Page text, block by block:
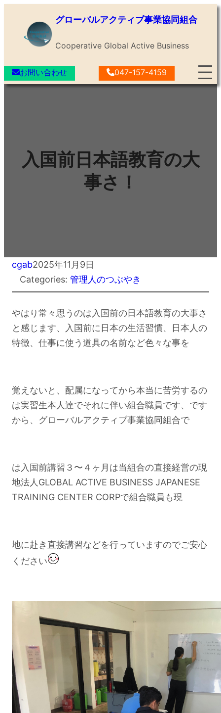
キ
ッ
グローバルアクティブ事業協同組合
Cooperative Global Active Business
お問い合わせ 047-157-4159
入国前日本語教育の大
事さ！
cgab2025年11月9日
Categories: 管理人のつぶやき
やはり常々思うのは入国前の日本語教育の大事さ
と感じます、入国前に日本の生活習慣、日本人の
特徴、仕事に使う道具の名前など色々な事を
覚えないと、配属になってから本当に苦労するの
は実習生本人達でそれに伴い組合職員です、です
から、グローバルアクティブ事業協同組合で
は入国前講習３〜４ヶ月は当組合の直接経営の現
地法人GLOBAL ACTIVE BUSINESS JAPANESE
TRAINING CENTER CORPで組合職員も現
地に赴き直接講習などを行っていますのでご安心
ください